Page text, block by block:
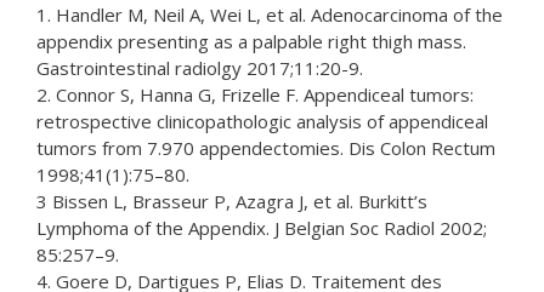
1. Handler M, Neil A, Wei L, et al. Adenocarcinoma of the
appendix presenting as a palpable right thigh mass.
Gastrointestinal radiolgy 2017;11:20-9.
2. Connor S, Hanna G, Frizelle F. Appendiceal tumors:
retrospective clinicopathologic analysis of appendiceal
tumors from 7.970 appendectomies. Dis Colon Rectum
1998;41(1):75–80.
3 Bissen L, Brasseur P, Azagra J, et al. Burkitt’s
Lymphoma of the Appendix. J Belgian Soc Radiol 2002;
85:257–9.
4. Goere D, Dartigues P, Elias D. Traitement des